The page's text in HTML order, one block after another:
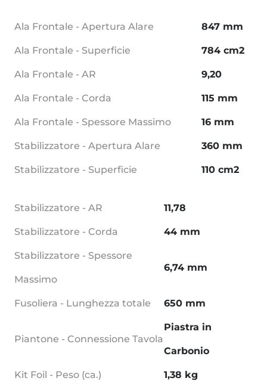
Ala Frontale - Apertura Alare 847 mm
Ala Frontale - Superficie 784 cm2
Ala Frontale - AR 9,20
Ala Frontale - Corda 115 mm
Ala Frontale - Spessore Massimo 16 mm
Stabilizzatore - Apertura Alare 360 mm
Stabilizzatore - Superficie 110 cm2
Stabilizzatore - AR 11,78
Stabilizzatore - Corda 44 mm
Stabilizzatore - Spessore
Massimo
6,74 mm
Fusoliera - Lunghezza totale 650 mm
Piantone - Connessione Tavola
Piastra in
Carbonio
Kit Foil - Peso (ca.) 1,38 kg